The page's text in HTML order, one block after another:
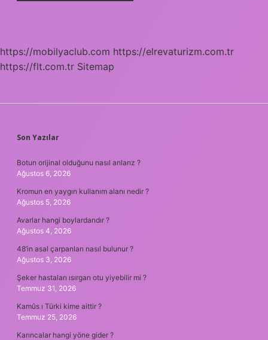
https://mobilyaclub.com https://elrevaturizm.com.tr
https://flt.com.tr Sitemap
SIDEBAR
Son Yazılar
Botun orijinal olduğunu nasıl anlarız ?
Ağustos 6, 2026
Kromun en yaygın kullanım alanı nedir ?
Ağustos 5, 2026
Avarlar hangi boylardandır ?
Ağustos 4, 2026
48’in asal çarpanları nasıl bulunur ?
Ağustos 3, 2026
Şeker hastaları ısırgan otu yiyebilir mi ?
Temmuz 31, 2026
Kamûs ı Türki kime aittir ?
Temmuz 25, 2026
Karıncalar hangi yöne gider ?